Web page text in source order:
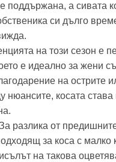
поддържана, а сивата
си дълго
на този сезон е
е идеално за жени
на острите
нюансите, косата става
разлика от
за коса с малко
на такова